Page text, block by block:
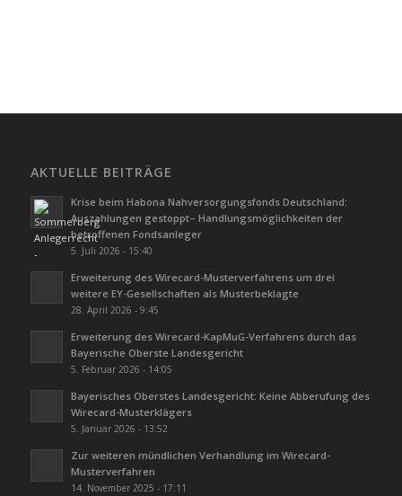
AKTUELLE BEITRÄGE
Krise beim Habona Nahversorgungsfonds Deutschland:
Auszahlungen gestoppt– Handlungsmöglichkeiten der
betroffenen Fondsanleger
5. Juli 2026 - 15:40
Erweiterung des Wirecard-Musterverfahrens um drei
weitere EY-Gesellschaften als Musterbeklagte
28. April 2026 - 9:45
Erweiterung des Wirecard-KapMuG-Verfahrens durch das
Bayerische Oberste Landesgericht
5. Februar 2026 - 14:05
Bayerisches Oberstes Landesgericht: Keine Abberufung des
Wirecard-Musterklägers
5. Januar 2026 - 13:52
Zur weiteren mündlichen Verhandlung im Wirecard-
Musterverfahren
14. November 2025 - 17:11